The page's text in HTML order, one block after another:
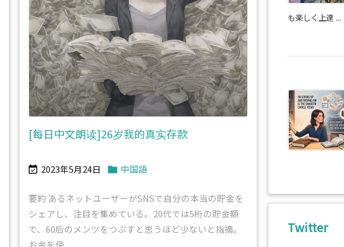
[每日中文朗读]26岁我的真实存款
 2023年5月24日  中国語
要約 あるネットユーザーがSNSで自分の本当の貯金を
シェアし、注目を集めている。20代では5桁の貯金額
で、60后のメンツをつぶすと思うほど少ないと指摘。
も楽しく上達 ...
Twitter